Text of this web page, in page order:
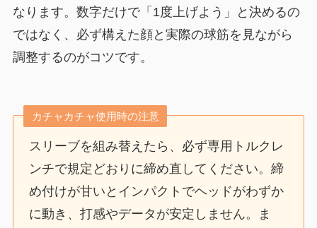
なります。数字だけで「1度上げよう」と決めるの
ではなく、必ず構えた顔と実際の球筋を見ながら
調整するのがコツです。
カチャカチャ使用時の注意
スリーブを組み替えたら、必ず専用トルクレ
ンチで規定どおりに締め直してください。締
め付けが甘いとインパクトでヘッドがわずか
に動き、打感やデータが安定しません。ま